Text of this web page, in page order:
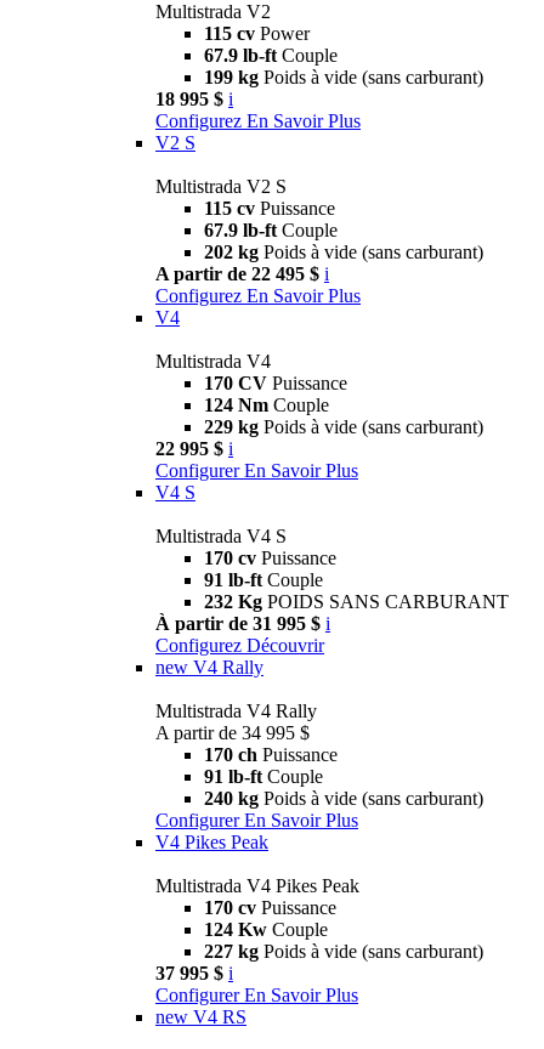
Multistrada V2
115 cv Power
67.9 lb-ft Couple
199 kg Poids à vide (sans carburant)
18 995 $ i
Configurez En Savoir Plus
V2 S
Multistrada V2 S
115 cv Puissance
67.9 lb-ft Couple
202 kg Poids à vide (sans carburant)
A partir de 22 495 $ i
Configurez En Savoir Plus
V4
Multistrada V4
170 CV Puissance
124 Nm Couple
229 kg Poids à vide (sans carburant)
22 995 $ i
Configurer En Savoir Plus
V4 S
Multistrada V4 S
170 cv Puissance
91 lb-ft Couple
232 Kg POIDS SANS CARBURANT
À partir de 31 995 $ i
Configurez Découvrir
new V4 Rally
Multistrada V4 Rally
A partir de 34 995 $
170 ch Puissance
91 lb-ft Couple
240 kg Poids à vide (sans carburant)
Configurer En Savoir Plus
V4 Pikes Peak
Multistrada V4 Pikes Peak
170 cv Puissance
124 Kw Couple
227 kg Poids à vide (sans carburant)
37 995 $ i
Configurer En Savoir Plus
new V4 RS